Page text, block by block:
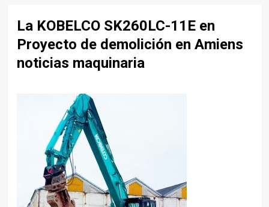
La KOBELCO SK260LC-11E en
Proyecto de demolición en Amiens
noticias maquinaria